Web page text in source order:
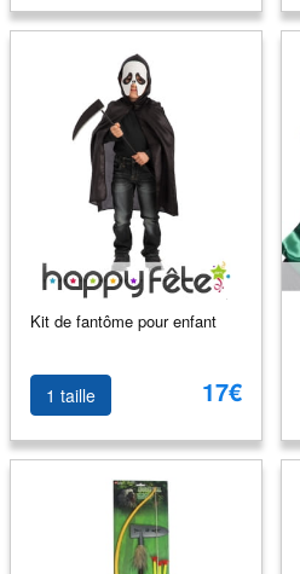
Kit de fantôme pour enfant
1 taille 17€